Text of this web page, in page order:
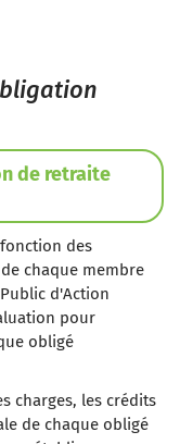
de retraite
des
chaque membre
d'Action
pour
obligé
charges, les crédits
de chaque obligé